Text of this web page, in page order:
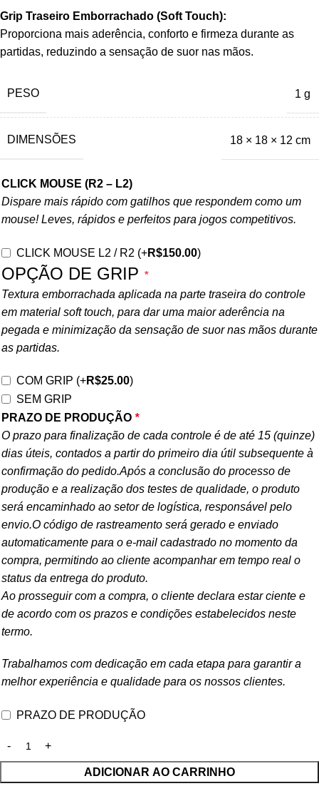
Grip Traseiro Emborrachado (Soft Touch):
Proporciona mais aderência, conforto e firmeza durante as
partidas, reduzindo a sensação de suor nas mãos.
PESO 1 g
DIMENSÕES 18 × 18 × 12 cm
CLICK MOUSE (R2 – L2)
Dispare mais rápido com gatilhos que respondem como um
mouse! Leves, rápidos e perfeitos para jogos competitivos.
CLICK MOUSE L2 / R2 (+R$150.00)
OPÇÃO DE GRIP *
Textura emborrachada aplicada na parte traseira do controle
em material soft touch, para dar uma maior aderência na
pegada e minimização da sensação de suor nas mãos durante
as partidas.
COM GRIP (+R$25.00)
SEM GRIP
PRAZO DE PRODUÇÃO *
O prazo para finalização de cada controle é de até 15 (quinze)
dias úteis, contados a partir do primeiro dia útil subsequente à
confirmação do pedido.Após a conclusão do processo de
produção e a realização dos testes de qualidade, o produto
será encaminhado ao setor de logística, responsável pelo
envio.O código de rastreamento será gerado e enviado
automaticamente para o e-mail cadastrado no momento da
compra, permitindo ao cliente acompanhar em tempo real o
status da entrega do produto.
Ao prosseguir com a compra, o cliente declara estar ciente e
de acordo com os prazos e condições estabelecidos neste
termo.
Trabalhamos com dedicação em cada etapa para garantir a
melhor experiência e qualidade para os nossos clientes.
PRAZO DE PRODUÇÃO
ADICIONAR AO CARRINHO